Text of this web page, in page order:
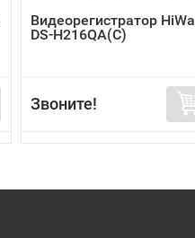
Видеорегистратор
DS-H216QA(C)
Звоните!